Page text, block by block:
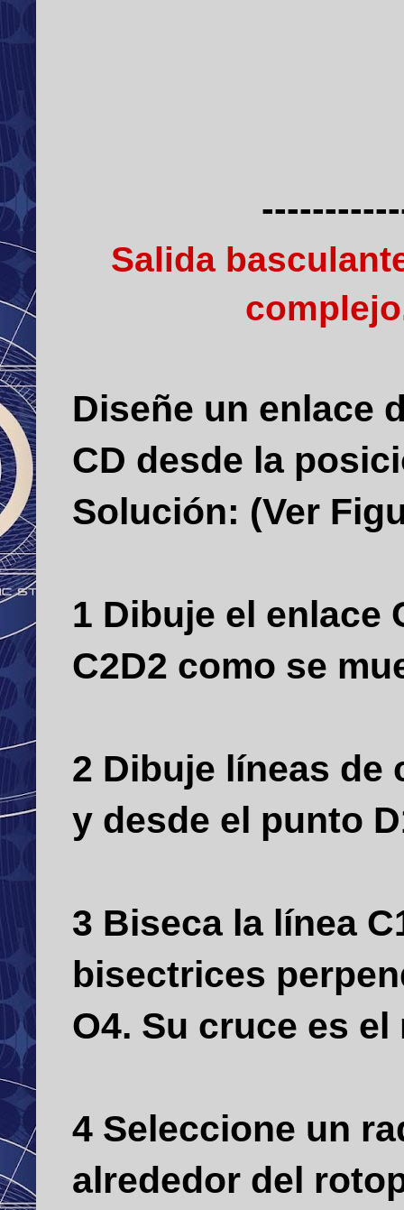
Salida
Diseñe un enlace
CD desde la
Solución: (Ver
1 Dibuje el enlace
C2D2 como se
2 Dibuje líneas de
y desde el punto
3 Biseca la línea
bisectrices
O4. Su cruce es
4 Seleccione un
alrededor del